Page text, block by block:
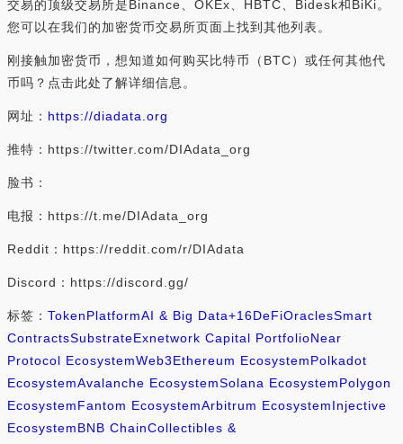
交易的顶级交易所是Binance、OKEx、HBTC、Bidesk和BiKi。
您可以在我们的加密货币交易所页面上找到其他列表。
刚接触加密货币，想知道如何购买比特币（BTC）或任何其他代
币吗？点击此处了解详细信息。
网址： https://diadata.org
推特：https://twitter.com/DIAdata_org
脸书：
电报：https://t.me/DIAdata_org
Reddit：https://reddit.com/r/DIAdata
Discord：https://discord.gg/
标签： TokenPlatformAI & Big Data+16DeFiOraclesSmart
ContractsSubstrateExnetwork Capital PortfolioNear
Protocol EcosystemWeb3Ethereum EcosystemPolkadot
EcosystemAvalanche EcosystemSolana EcosystemPolygon
EcosystemFantom EcosystemArbitrum EcosystemInjective
EcosystemBNB ChainCollectibles &